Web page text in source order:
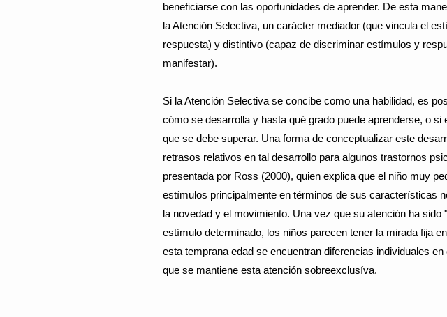
beneficiarse con las oportunidades de aprender. De esta
la Atención Selectiva, un carácter mediador (que vincula el
respuesta) y distintivo (capaz de discriminar estímulos y
manifestar).
Si la Atención Selectiva se concibe como una habilidad, es
cómo se desarrolla y hasta qué grado puede aprenderse, o si
que se debe superar. Una forma de conceptualizar este
retrasos relativos en tal desarrollo para algunos trastornos
presentada por Ross (2000), quien explica que el niño muy
estímulos principalmente en términos de sus características
la novedad y el movimiento. Una vez que su atención ha sido
estímulo determinado, los niños parecen tener la mirada fija
esta temprana edad se encuentran diferencias individuales en
que se mantiene esta atención sobreexclusíva.